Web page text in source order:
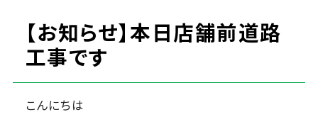
【お知らせ】本日店舗前道路
工事です
こんにちは